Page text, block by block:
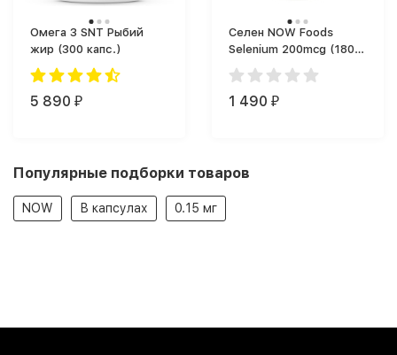
Омега 3 SNT Рыбий
жир (300 капс.)
5 890 ₽
Селен NOW Foods
Selenium 200mcg (180
капс.)
1 490 ₽
Популярные подборки товаров
NOW В капсулах 0.15 мг